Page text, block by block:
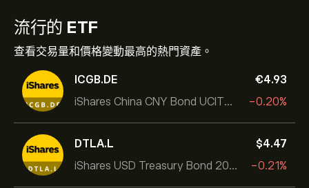
流行的 ETF
查看交易量和價格變動最高的熱門資產。
ICGB.DE
iShares China CNY Bond UCITS ETF
‎€‎4.93
-0.20%
DTLA.L
iShares USD Treasury Bond 20+yr UCITS ETF
‎$‎4.47
-0.21%